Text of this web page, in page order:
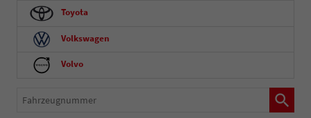
Toyota
Volkswagen
Volvo
Fahrzeugnummer